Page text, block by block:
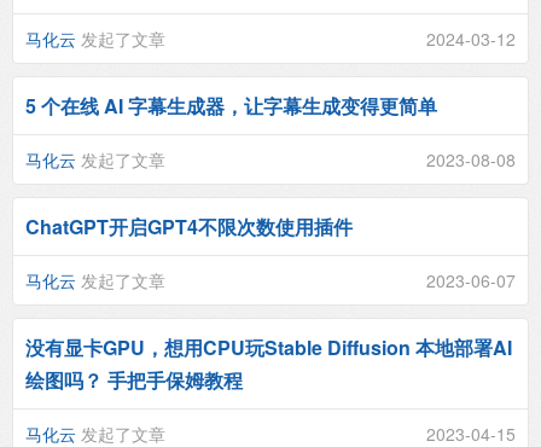
马化云 发起了文章 2024-03-12
5 个在线 AI 字幕生成器，让字幕生成变得更简单
马化云 发起了文章 2023-08-08
ChatGPT开启GPT4不限次数使用插件
马化云 发起了文章 2023-06-07
没有显卡GPU，想用CPU玩Stable Diffusion 本地部署AI
绘图吗？ 手把手保姆教程
马化云 发起了文章 2023-04-15